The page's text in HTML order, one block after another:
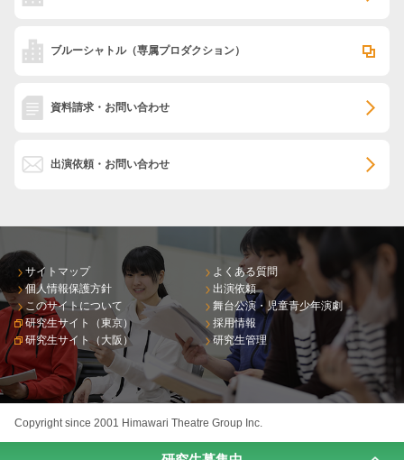
ブルーシャトル（専属プロダクション）
資料請求・お問い合わせ
出演依頼・お問い合わせ
サイトマップ
個人情報保護方針
このサイトについて
研究生サイト（東京）
研究生サイト（大阪）
よくある質問
出演依頼
舞台公演・児童青少年演劇
採用情報
研究生管理
Copyright since 2001 Himawari Theatre Group Inc.